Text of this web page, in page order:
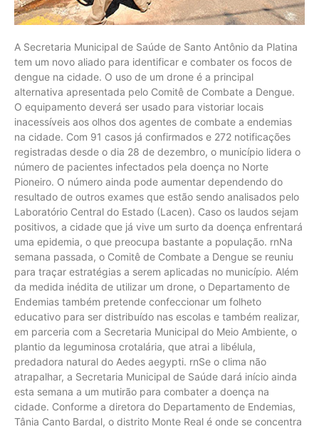
A Secretaria Municipal de Saúde de Santo Antônio da Platina
tem um novo aliado para identificar e combater os focos de
dengue na cidade. O uso de um drone é a principal
alternativa apresentada pelo Comitê de Combate a Dengue.
O equipamento deverá ser usado para vistoriar locais
inacessíveis aos olhos dos agentes de combate a endemias
na cidade. Com 91 casos já confirmados e 272 notificações
registradas desde o dia 28 de dezembro, o município lidera o
número de pacientes infectados pela doença no Norte
Pioneiro. O número ainda pode aumentar dependendo do
resultado de outros exames que estão sendo analisados pelo
Laboratório Central do Estado (Lacen). Caso os laudos sejam
positivos, a cidade que já vive um surto da doença enfrentará
uma epidemia, o que preocupa bastante a população. rnNa
semana passada, o Comitê de Combate a Dengue se reuniu
para traçar estratégias a serem aplicadas no município. Além
da medida inédita de utilizar um drone, o Departamento de
Endemias também pretende confeccionar um folheto
educativo para ser distribuído nas escolas e também realizar,
em parceria com a Secretaria Municipal do Meio Ambiente, o
plantio da leguminosa crotalária, que atrai a libélula,
predadora natural do Aedes aegypti. rnSe o clima não
atrapalhar, a Secretaria Municipal de Saúde dará início ainda
esta semana a um mutirão para combater a doença na
cidade. Conforme a diretora do Departamento de Endemias,
Tânia Canto Bardal, o distrito Monte Real é onde se concentra